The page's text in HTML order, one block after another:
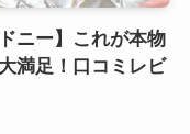
ニー】これが本物
満足！口コミレビ